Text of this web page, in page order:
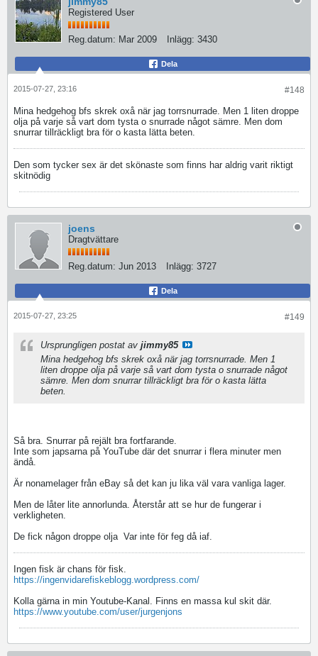
Registered User
Reg.datum: Mar 2009 Inlägg: 3430
Dela
#148
2015-07-27, 23:16
Mina hedgehog bfs skrek oxå när jag torrsnurrade. Men 1 liten droppe
olja på varje så vart dom tysta o snurrade något sämre. Men dom
snurrar tillräckligt bra för o kasta lätta beten.
Den som tycker sex är det skönaste som finns har aldrig varit riktigt
skitnödig
joens
Dragtvättare
Reg.datum: Jun 2013 Inlägg: 3727
Dela
#149
2015-07-27, 23:25
Ursprungligen postat av jimmy85
Mina hedgehog bfs skrek oxå när jag torrsnurrade. Men 1
liten droppe olja på varje så vart dom tysta o snurrade något
sämre. Men dom snurrar tillräckligt bra för o kasta lätta
beten.
Så bra. Snurrar på rejält bra fortfarande.
Inte som japsarna på YouTube där det snurrar i flera minuter men
ändå.
Är nonamelager från eBay så det kan ju lika väl vara vanliga lager.
Men de låter lite annorlunda. Återstår att se hur de fungerar i
verkligheten.
De fick någon droppe olja Var inte för feg då iaf.
Ingen fisk är chans för fisk.
https://ingenvidarefiskeblogg.wordpress.com/
Kolla gärna in min Youtube-Kanal. Finns en massa kul skit där.
https://www.youtube.com/user/jurgenjons